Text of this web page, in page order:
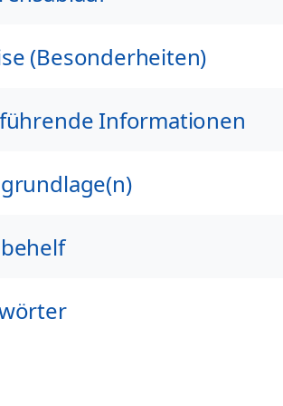
(Besonderheiten)
Informationen